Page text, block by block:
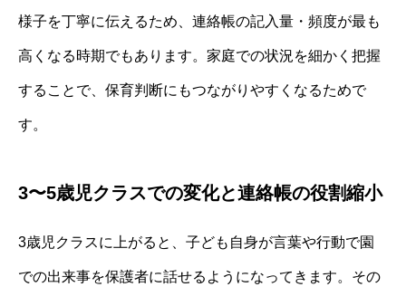
様子を丁寧に伝えるため、連絡帳の記入量・頻度が最も
高くなる時期でもあります。家庭での状況を細かく把握
することで、保育判断にもつながりやすくなるためで
す。
3〜5歳児クラスでの変化と連絡帳の役割縮小
3歳児クラスに上がると、子ども自身が言葉や行動で園
での出来事を保護者に話せるようになってきます。その